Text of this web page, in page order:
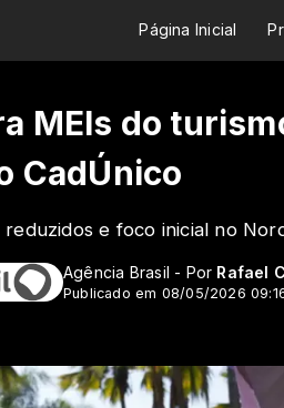
Página Inicial
MEIs do
CadÚnico
e foco inicial no
Agência Brasil - Por Rafael
Publicado em 08/05/2026